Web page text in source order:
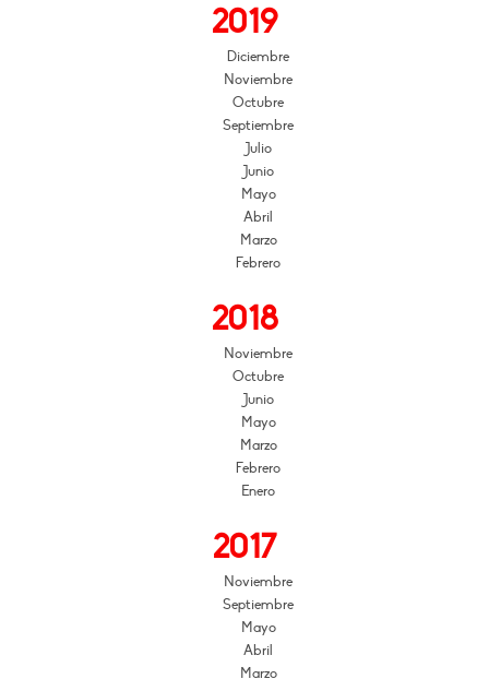
2019
Diciembre
Noviembre
Octubre
Septiembre
Julio
Junio
Mayo
Abril
Marzo
Febrero
2018
Noviembre
Octubre
Junio
Mayo
Marzo
Febrero
Enero
2017
Noviembre
Septiembre
Mayo
Abril
Marzo